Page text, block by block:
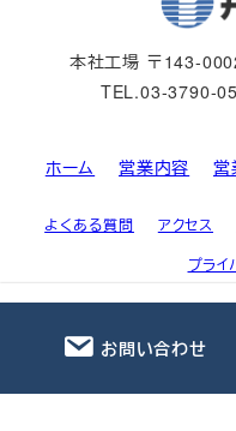
本社工場 〒143-
TEL.03-3790-
ホーム 営業内容 営
よくある質問 アクセス
プライ
お問い合わせ